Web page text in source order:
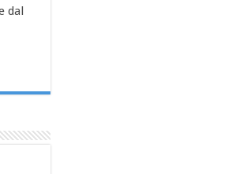
dal